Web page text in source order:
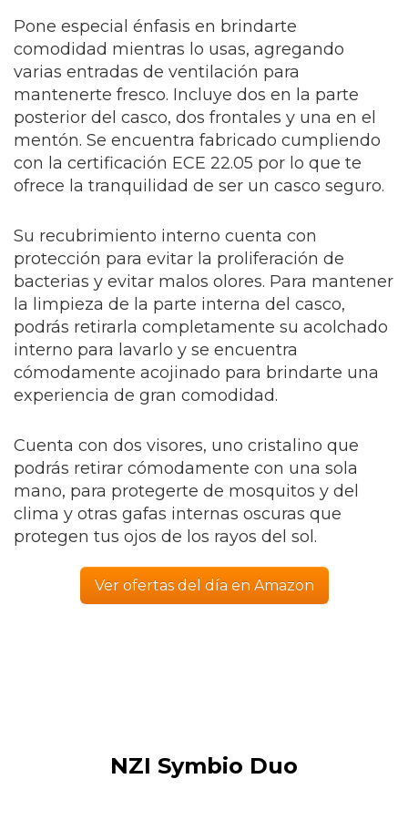
Pone especial énfasis en brindarte
comodidad mientras lo usas, agregando
varias entradas de ventilación para
mantenerte fresco. Incluye dos en la parte
posterior del casco, dos frontales y una en el
mentón. Se encuentra fabricado cumpliendo
con la certificación ECE 22.05 por lo que te
ofrece la tranquilidad de ser un casco seguro.
Su recubrimiento interno cuenta con
protección para evitar la proliferación de
bacterias y evitar malos olores. Para mantener
la limpieza de la parte interna del casco,
podrás retirarla completamente su acolchado
interno para lavarlo y se encuentra
cómodamente acojinado para brindarte una
experiencia de gran comodidad.
Cuenta con dos visores, uno cristalino que
podrás retirar cómodamente con una sola
mano, para protegerte de mosquitos y del
clima y otras gafas internas oscuras que
protegen tus ojos de los rayos del sol.
Ver ofertas del día en Amazon
NZI Symbio Duo